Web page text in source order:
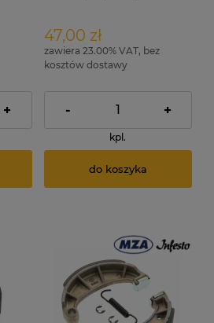
+
47,00 zł
zawiera 23.00% VAT, bez
kosztów dostawy
- +
kpl.
do koszyka